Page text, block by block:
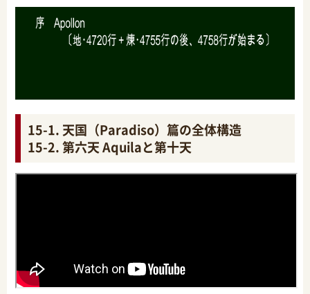
15-1. 天国（Paradiso）篇の全体構造
15-2. 第六天 Aquilaと第十天